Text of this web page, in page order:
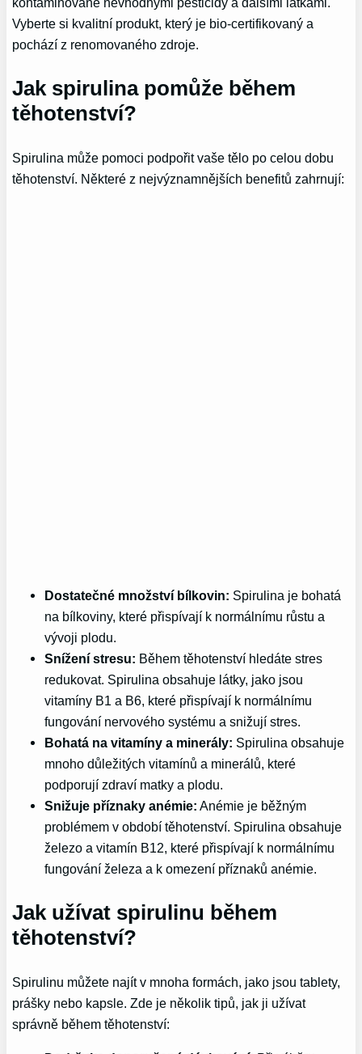
Vyberte si kvalitní produkt, který je bio-certifikovaný a
pochází z renomovaného zdroje.
Jak spirulina pomůže během
těhotenství?
Spirulina může pomoci podpořit vaše tělo po celou dobu
těhotenství. Některé z nejvýznamnějších benefitů zahrnují:
Dostatečné množství bílkovin: Spirulina je bohatá
na bílkoviny, které přispívají k normálnímu růstu a
vývoji plodu.
Snížení stresu: Během těhotenství hledáte stres
redukovat. Spirulina obsahuje látky, jako jsou
vitamíny B1 a B6, které přispívají k normálnímu
fungování nervového systému a snižují stres.
Bohatá na vitamíny a minerály: Spirulina obsahuje
mnoho důležitých vitamínů a minerálů, které
podporují zdraví matky a plodu.
Snižuje příznaky anémie: Anémie je běžným
problémem v období těhotenství. Spirulina obsahuje
železo a vitamín B12, které přispívají k normálnímu
fungování železa a k omezení příznaků anémie.
Jak užívat spirulinu během
těhotenství?
Spirulinu můžete najít v mnoha formách, jako jsou tablety,
prášky nebo kapsle. Zde je několik tipů, jak ji užívat
správně během těhotenství: